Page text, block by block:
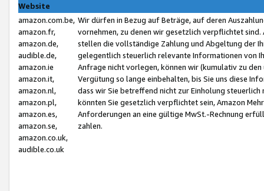
Website
amazon.com.be,
amazon.fr,
amazon.de,
audible.de,
amazon.ie
amazon.it,
amazon.nl,
amazon.pl,
amazon.es,
amazon.se,
amazon.co.uk,
audible.co.uk
Wir dürfen in Bezug auf Beträge, auf deren
vornehmen, zu denen wir gesetzlich verpflichtet
stellen die vollständige Zahlung und Abgeltung der
gelegentlich steuerlich relevante Informationen von
Anfrage nicht vorlegen, können wir (kumulativ zu
Vergütung so lange einbehalten, bis Sie uns diese
dass wir Sie betreffend nicht zur Einholung
könnten Sie gesetzlich verpflichtet sein, Amazon
Anforderungen an eine gültige MwSt.-Rechnung
zahlen.